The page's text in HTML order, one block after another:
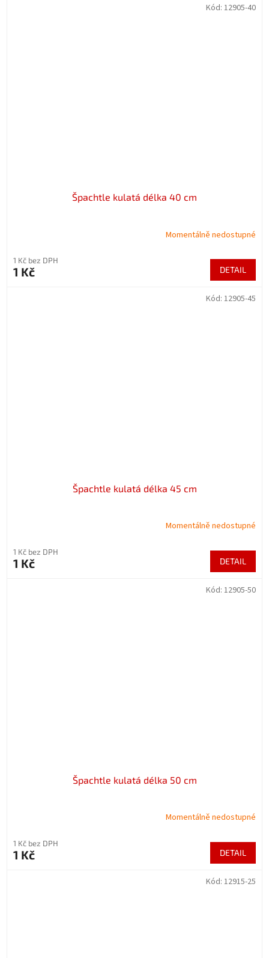
Špachtle kulatá délka 40 cm
Momentálně nedostupné
1 Kč bez DPH
1 Kč DETAIL
Kód: 12905-40
Špachtle kulatá délka 45 cm
Momentálně nedostupné
1 Kč bez DPH
1 Kč DETAIL
Kód: 12905-45
Špachtle kulatá délka 50 cm
Momentálně nedostupné
1 Kč bez DPH
1 Kč DETAIL
Kód: 12905-50
Kód: 12915-25